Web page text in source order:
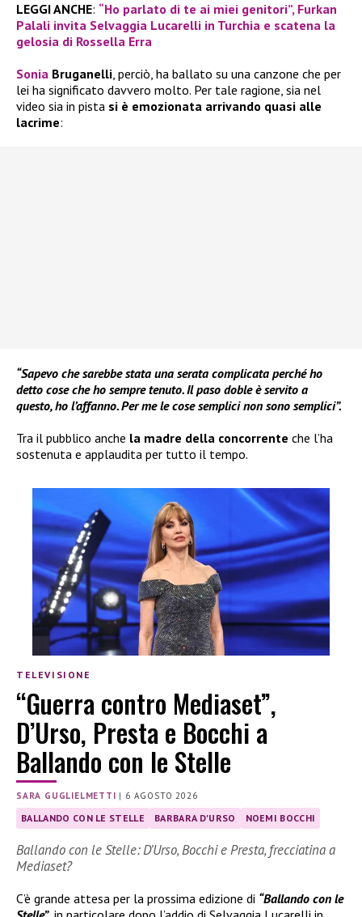
LEGGI ANCHE: “Ho parlato di te ai miei genitori”, Furkan
Palali invita Selvaggia Lucarelli in Turchia e scatena la
gelosia di Rossella Erra
Sonia Bruganelli, perciò, ha ballato su una canzone che per
lei ha significato davvero molto. Per tale ragione, sia nel
video sia in pista si è emozionata arrivando quasi alle
lacrime:
“Sapevo che sarebbe stata una serata complicata perché ho
detto cose che ho sempre tenuto. Il paso doble è servito a
questo, ho l’affanno. Per me le cose semplici non sono semplici”.
Tra il pubblico anche la madre della concorrente che l’ha
sostenuta e applaudita per tutto il tempo.
TELEVISIONE
“Guerra contro Mediaset”,
D’Urso, Presta e Bocchi a
Ballando con le Stelle
SARA GUGLIELMETTI | 6 AGOSTO 2026
BALLANDO CON LE STELLE BARBARA D'URSO NOEMI BOCCHI
Ballando con le Stelle: D’Urso, Bocchi e Presta, frecciatina a
Mediaset?
C’è grande attesa per la prossima edizione di “Ballando con le